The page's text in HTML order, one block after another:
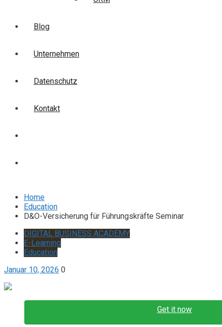
Blog
Unternehmen
Datenschutz
Kontakt
Home
Education
D&O-Versicherung für Führungskräfte Seminar
DIGITAL BUSINESS ACADEMY
E-Learning
Education
Januar 10, 2026 0
Get it now